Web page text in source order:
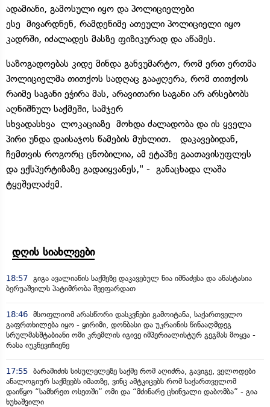
ადამიანი, გამოსული იყო და პოლიციელები
ესე მივარდნენ, რამდენიმე ათეული პოლიციელი იყო
კადრში, იძალადეს მასზე ფიზიკურად და აწამეს.
საზოგადოებას კიდე მინდა განვუმარტო, რომ ერთ ერთმა
პოლიციელმა თითქოს სადღაც გააჟღერა, რომ თითქოს
რაიმე საგანი ეჭირა მას, არავითარი საგანი არ არსებობს
აღნიშნულ საქმეში, სამჯერ
სხვადასხვა ლოკაციაზე მოხდა ძალადობა და ის ყველა
პირი უნდა დაისაჯოს წამების მუხლით. დაკავებიდან,
ჩემთვის როგორც ცნობილია, ამ ეტაპზე გაათავისუფლეს
და ექსპერტიზაზე გადაიყვანეს," - განაცხადა ლაშა
ტყეშელაძემ.
დღის სიახლეები
18:57 გიგა ავალიანის საქმეზე დაკავებულ ნია იმნაძესა და ანასტასია
ბერუაშვილს პატიმრობა შეეფარდათ
18:46 მსოფლიომ არასწორი დასკვნები გამოიტანა, საქართველო
გაფრთხილება იყო - ყირიმი, დონბასი და უკრაინის წინააღმდეგ
სრულმასშტაბიანი ომი კრემლის იგივე იმპერიალისტურ გეგმას მოყვა -
რასა იუკნევიჩიენე
17:55 ბარამიძის სისულელეზე საქმე რომ აღიძრა, გავიგე, ველოდები
ანალოგიურ საქმეებს იმათზე, ვინც ამტკიცებს რომ საქართველომ
დაიწყო “სამხრეთ ოსეთში” ომი და “მძინარე ცხინვალი დაბომბა” - გია
ხუხაშვილი